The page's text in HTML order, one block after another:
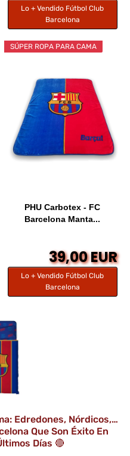
Lo + Vendido Fútbol Club
Barcelona
SÚPER ROPA PARA CAMA
PHU Carbotex - FC
Barcelona Manta...
39,00 EUR
Lo + Vendido Fútbol Club
Barcelona
Edredones, Nórdicos,…
Que Son Éxito En
Días 🔴